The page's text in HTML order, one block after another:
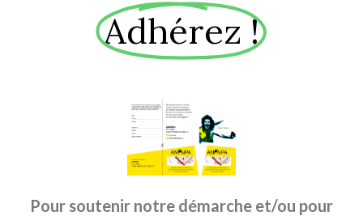
Adhérez !
Pour soutenir notre démarche et/ou pour